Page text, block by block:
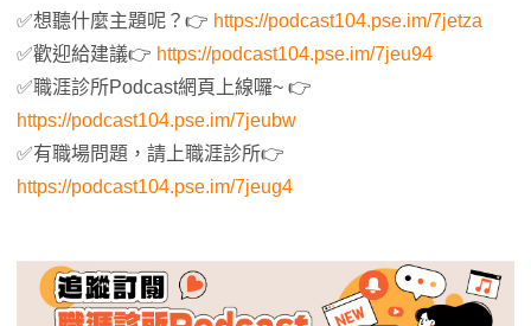
✅想聽什麼主題呢？👉 https://podcast104.pse.im/7jetza
✅歡迎給建議👉 https://podcast104.pse.im/7jeu94
✅職涯診所Podcast網頁上線囉~ 👉
https://podcast104.pse.im/7jeubw
✅有職場問題，請上職涯診所👉
https://podcast104.pse.im/7jeug4